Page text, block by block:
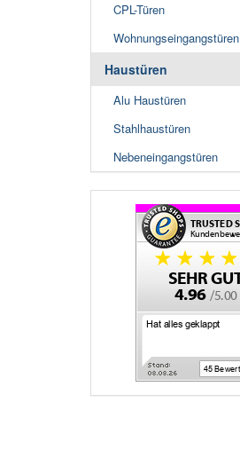
CPL-Türen
Wohnungseingangstüren
Haustüren
Alu Haustüren
Stahlhaustüren
Nebeneingangstüren